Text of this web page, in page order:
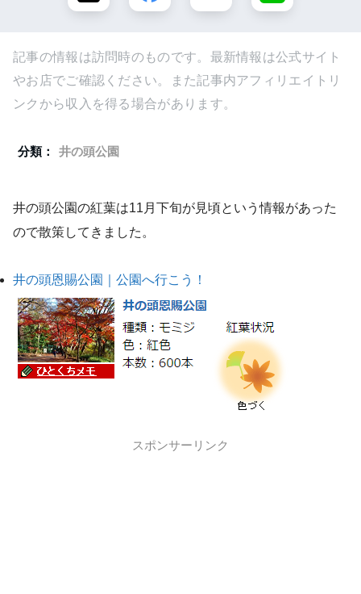
記事の情報は訪問時のものです。最新情報は公式サイト
やお店でご確認ください。また記事内アフィリエイトリ
ンクから収入を得る場合があります。
分類： 井の頭公園
井の頭公園の紅葉は11月下旬が見頃という情報があった
ので散策してきました。
井の頭恩賜公園｜公園へ行こう！
スポンサーリンク